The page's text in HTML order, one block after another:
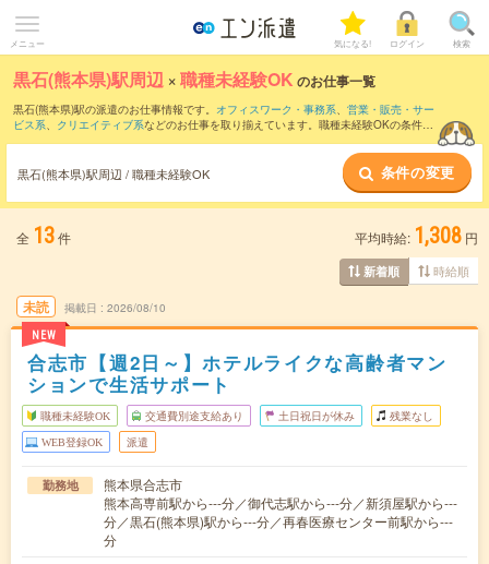
メニュー 気になる! ログイン 検索
黒石(熊本県)駅周辺 ×職種未経験OK のお仕事一覧
黒石(熊本県)駅の派遣のお仕事情報です。 オフィスワーク・事務系、 営業・販売・サー
ビス系、 クリエイティブ系などのお仕事を取り揃えています。職種未経験OKの条件の
黒石(熊本県)駅周辺 / 職種未経験OK 条件の変更
全 13件 平均時給: 1,308 円
新着順 時給順
未読
NEW
掲載日 2026/08/10
合志市【週2日～】ホテルライクな高齢者マン
ションで生活サポート
職種未経験OK 交通費別途支給あり 土日祝日が休み 残業なし
WEB登録OK 派遣
勤務地
熊本県合志市
熊本高専前駅から---分／御代志駅から---分／新須屋駅から---
分／黒石(熊本県)駅から---分／再春医療センター前駅から---
分